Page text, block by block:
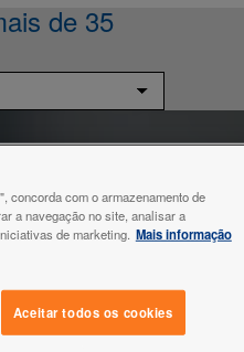
de 35
uma equipe especializada,
hora e em qualquer lugar
concorda com o armazenamento de
a navegação no site, analisar a
de marketing. Mais informação
Aceitar todos os cookies